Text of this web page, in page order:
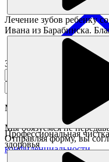
Лечение зубов ребенку
Ивана из Барабинска.
Профессиональная
здоровья
Заказать звонок
Мы перезвоним в течении
Мы обязуемся не
Отправляя форму, вы
конфиденциальности